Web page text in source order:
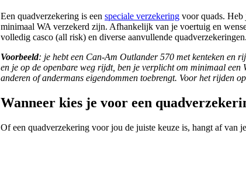
Een quadverzekering is een speciale verzekering voor quads. Heb
minimaal WA verzekerd zijn. Afhankelijk van je voertuig en
volledig casco (all risk) en diverse aanvullende quadverzekeringen.
Voorbeeld: je hebt een Can-Am Outlander 570 met kenteken en
en je op de openbare weg rijdt, ben je verplicht om minimaal
anderen of andermans eigendommen toebrengt. Voor het rijden
Wanneer kies je voor een
Of een quadverzekering voor jou de juiste keuze is, hangt af van